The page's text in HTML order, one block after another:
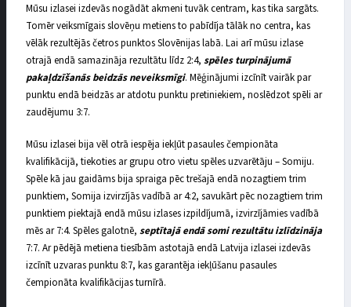
Mūsu izlasei izdevās nogādāt akmeni tuvāk centram, kas tika sargāts.
Tomēr veiksmīgais slovēņu metiens to pabīdīja tālāk no centra, kas
vēlāk rezultējās četros punktos Slovēnijas labā. Lai arī mūsu izlase
otrajā endā samazināja rezultātu līdz 2:4, spēles turpinājumā
pakaļdzīšanās beidzās neveiksmīgi. Mēģinājumi izcīnīt vairāk par
punktu endā beidzās ar atdotu punktu pretiniekiem, noslēdzot spēli ar
zaudējumu 3:7.
Mūsu izlasei bija vēl otrā iespēja iekļūt pasaules čempionāta
kvalifikācijā, tiekoties ar grupu otro vietu spēles uzvarētāju – Somiju.
Spēle kā jau gaidāms bija spraiga pēc trešajā endā nozagtiem trim
punktiem, Somija izvirzījās vadībā ar 4:2, savukārt pēc nozagtiem trim
punktiem piektajā endā mūsu izlases izpildījumā, izvirzījāmies vadībā
mēs ar 7:4. Spēles galotnē, septītajā endā somi rezultātu izlīdzināja
7:7. Ar pēdējā metiena tiesībām astotajā endā Latvija izlasei izdevās
izcīnīt uzvaras punktu 8:7, kas garantēja iekļūšanu pasaules
čempionāta kvalifikācijas turnīrā.